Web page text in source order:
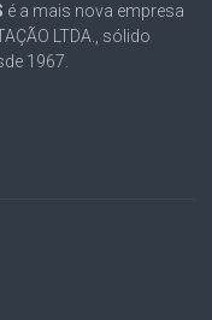
é a mais nova empresa
LTDA., sólido
1967.